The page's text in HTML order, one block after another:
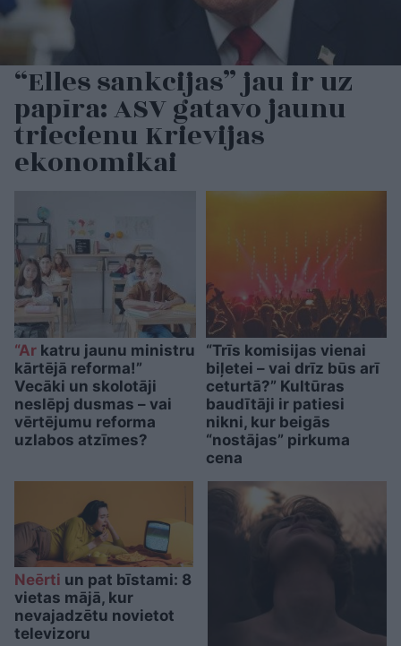
“Elles sankcijas” jau ir uz
papīra: ASV gatavo jaunu
triecienu Krievijas
ekonomikai
“Ar katru jaunu ministru
kārtējā reforma!”
Vecāki un skolotāji
neslēpj dusmas – vai
vērtējumu reforma
uzlabos atzīmes?
“Trīs komisijas vienai
biļetei – vai drīz būs arī
ceturtā?” Kultūras
baudītāji ir patiesi
nikni, kur beigās
“nostājas” pirkuma
cena
Neērti un pat bīstami: 8
vietas mājā, kur
nevajadzētu novietot
televizoru